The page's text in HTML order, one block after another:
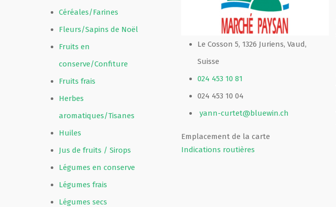
Céréales/Farines
Fleurs/Sapins de Noël
Fruits en
conserve/Confiture
Fruits frais
Herbes
aromatiques/Tisanes
Huiles
Jus de fruits / Sirops
Légumes en conserve
Légumes frais
Légumes secs
Le Cosson 5, 1326 Juriens, Vaud,
Suisse
024 453 10 81
024 453 10 04
yann-curtet@bluewin.ch
Emplacement de la carte
Indications routières
Fête Marché Paysan